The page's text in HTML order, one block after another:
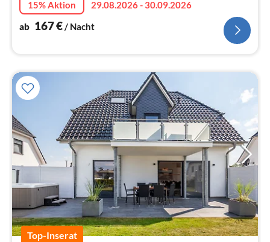
15% Aktion
29.08.2026 - 30.09.2026
ab 167€/ Nacht
Top-Inserat